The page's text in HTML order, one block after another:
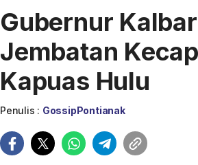
Gubernur
Jembatan
Kapuas Hulu
Penulis : GossipPontianak